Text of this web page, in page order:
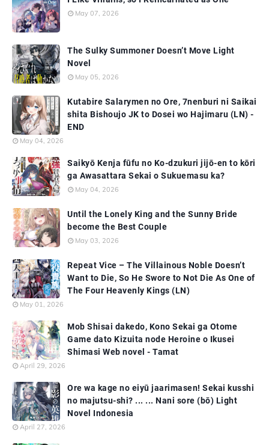
May 07, 2026
The Sulky Summoner Doesn’t Move Light
Novel
May 05, 2026
Kutabire Salarymen no Ore, 7nenburi ni Saikai
shita Bishoujo JK to Dosei wo Hajimaru (LN) -
END
May 04, 2026
Saikyō Kenja fūfu no Ko-dzukuri jijō-en to kōri
ga Awasattara Sekai o Sukuemasu ka?
May 04, 2026
Until the Lonely King and the Sunny Bride
become the Best Couple
May 03, 2026
Repeat Vice – The Villainous Noble Doesn’t
Want to Die, So He Swore to Not Die As One of
The Four Heavenly Kings (LN)
May 01, 2026
Mob Shisai dakedo, Kono Sekai ga Otome
Game dato Kizuita node Heroine o Ikusei
Shimasi Web novel - Tamat
April 29, 2026
Ore wa kage no eiyū jaarimasen! Sekai kusshi
no majutsu-shi? ... ... Nani sore (bō) Light
Novel Indonesia
April 27, 2026